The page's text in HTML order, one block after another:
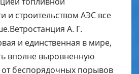
и строительством АЭС все
А. Г.
и единственная в мире,
вполне выровненную
от беспорядочных порывов